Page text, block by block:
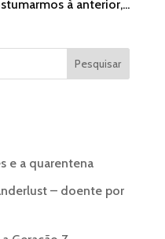
à anterior,...
e a quarentena
– doente por